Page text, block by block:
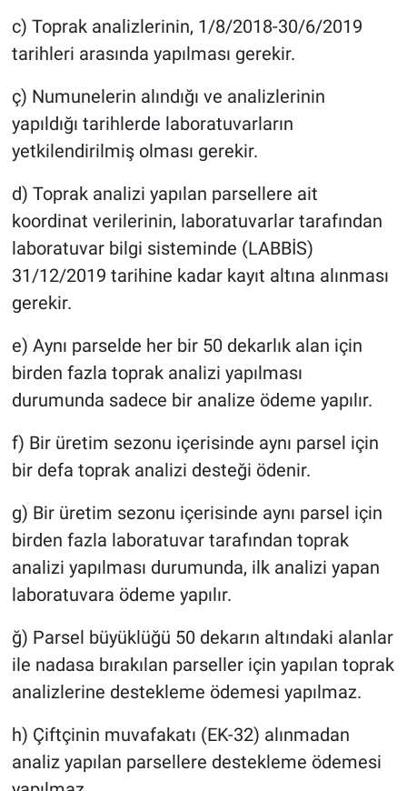
c) Toprak analizlerinin, 1/8/2018-30/6/2019
tarihleri arasında yapılması gerekir.
ç) Numunelerin alındığı ve analizlerinin
yapıldığı tarihlerde laboratuvarların
yetkilendirilmiş olması gerekir.
d) Toprak analizi yapılan parsellere ait
koordinat verilerinin, laboratuvarlar tarafından
laboratuvar bilgi sisteminde (LABBİS)
31/12/2019 tarihine kadar kayıt altına alınması
gerekir.
e) Aynı parselde her bir 50 dekarlık alan için
birden fazla toprak analizi yapılması
durumunda sadece bir analize ödeme yapılır.
f) Bir üretim sezonu içerisinde aynı parsel için
bir defa toprak analizi desteği ödenir.
g) Bir üretim sezonu içerisinde aynı parsel için
birden fazla laboratuvar tarafından toprak
analizi yapılması durumunda, ilk analizi yapan
laboratuvara ödeme yapılır.
ğ) Parsel büyüklüğü 50 dekarın altındaki alanlar
ile nadasa bırakılan parseller için yapılan toprak
analizlerine destekleme ödemesi yapılmaz.
h) Çiftçinin muvafakatı (EK-32) alınmadan
analiz yapılan parsellere destekleme ödemesi